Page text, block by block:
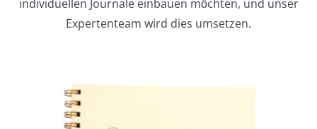
individuellen Journale einbauen möchten, und unser
Expertenteam wird dies umsetzen.